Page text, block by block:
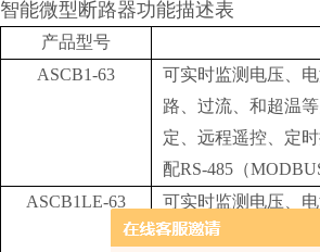
智能微型断路器功能描述表
产品型号
ASCB1-63
可实时监测电压、
路、过流、和超温
定、远程遥控、定
配RS-485（
ASCB1LE-63
可实时监测电压、
载、短路、过流、